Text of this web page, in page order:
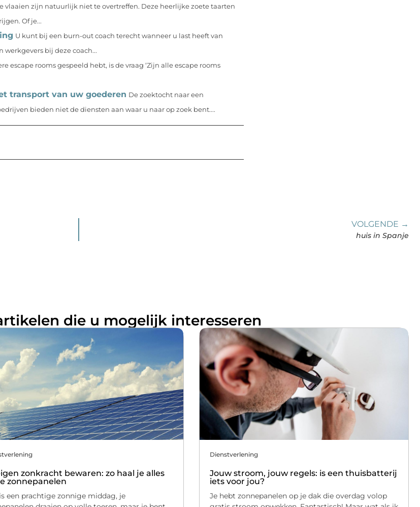
vlaaien zijn natuurlijk niet te overtreffen. Deze heerlijke zoete taarten
Of je...
U kunt bij een burn-out coach terecht wanneer u last heeft van
bij deze coach...
escape rooms gespeeld hebt, is de vraag ‘Zijn alle escape rooms
transport van uw goederen De zoektocht naar een
bieden niet de diensten aan waar u naar op zoek bent....
VOLGENDE →
huis in Spanje
die u mogelijk interesseren
zonkracht bewaren: zo haal je alles
zonnepanelen
een prachtige zonnige middag, je
Dienstverlening
Jouw stroom, jouw regels: is een thuisbatterij
iets voor jou?
Je hebt zonnepanelen op je dak die overdag volop